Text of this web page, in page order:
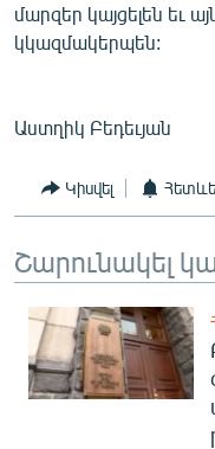
Հայերեն
ՀԵՏԵՎԵՔ ՄԵԶ
«Ազատության»
մարզեր կայցելեն եւ
կկազմակերպեն:
Աստղիկ Բեդեւյան
Կիսվել
Շարունակել